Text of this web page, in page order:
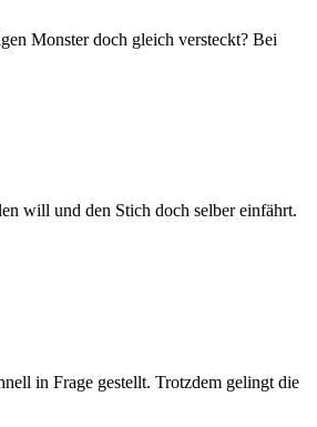
Monster doch gleich versteckt? Bei
will und den Stich doch selber einfährt.
in Frage gestellt. Trotzdem gelingt die